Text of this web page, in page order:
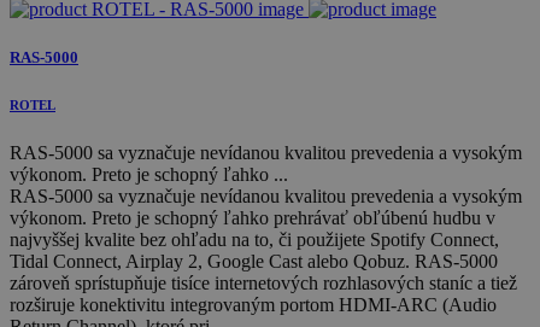
RAS-5000
ROTEL
RAS-5000 sa vyznačuje nevídanou kvalitou prevedenia a vysokým
výkonom. Preto je schopný ľahko ...
RAS-5000 sa vyznačuje nevídanou kvalitou prevedenia a vysokým
výkonom. Preto je schopný ľahko prehrávať obľúbenú hudbu v
najvyššej kvalite bez ohľadu na to, či použijete Spotify Connect,
Tidal Connect, Airplay 2, Google Cast alebo Qobuz. RAS-5000
zároveň sprístupňuje tisíce internetových rozhlasových staníc a tiež
rozširuje konektivitu integrovaným portom HDMI-ARC (Audio